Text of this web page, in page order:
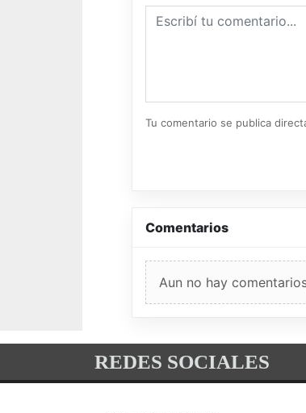
Tu comentario se publica
Comentarios
Aun no hay
REDES SOCIALES